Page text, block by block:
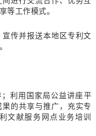
等工作模式。
传并报送本地区专利文
利用国家局公益讲座平
的共享与推广，充实专
文献服务网点业务培训